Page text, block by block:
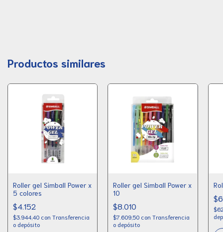
Productos similares
Roller gel Simball Power x
5 colores
$4.152
$3.944,40 con Transferencia
o depósito
Roller gel Simball Power x
10
$8.010
$7.609,50 con Transferencia
o depósito